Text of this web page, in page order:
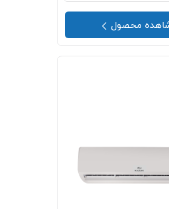
محصول